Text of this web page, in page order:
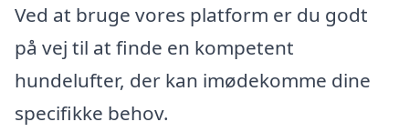
Ved at bruge vores platform er du godt
på vej til at finde en kompetent
hundelufter, der kan imødekomme dine
specifikke behov.